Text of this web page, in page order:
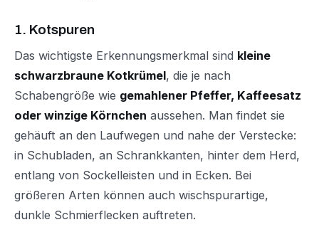
1. Kotspuren
Das wichtigste Erkennungsmerkmal sind kleine
schwarzbraune Kotkrümel, die je nach
Schabengröße wie gemahlener Pfeffer, Kaffeesatz
oder winzige Körnchen aussehen. Man findet sie
gehäuft an den Laufwegen und nahe der Verstecke:
in Schubladen, an Schrankkanten, hinter dem Herd,
entlang von Sockelleisten und in Ecken. Bei
größeren Arten können auch wischspurartige,
dunkle Schmierflecken auftreten.